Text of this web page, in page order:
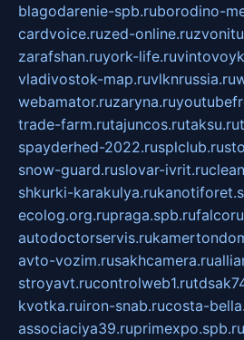
blagodarenie-spb.ruborodino-
cardvoice.ruzed-online.ru
zarafshan.ruyork-life.ru
vladivostok-map.ruvlknrussia.ru
webamator.ruzaryna.ru
trade-farm.rutajuncos.rutaksu.ru
spayderhed-2022.rusplclub.ru
snow-guard.ruslovar-ivrit.ru
shkurki-karakulya.ru
ecolog.org.rupraga.spb.ru
autodoctorservis.ru
avto-vozim.rusakhcamera.ru
stroyavt.rucontrolweb1.ru
kvotka.ruiron-snab.rucosta-
associaciya39.ruprimexpo.spb.ru